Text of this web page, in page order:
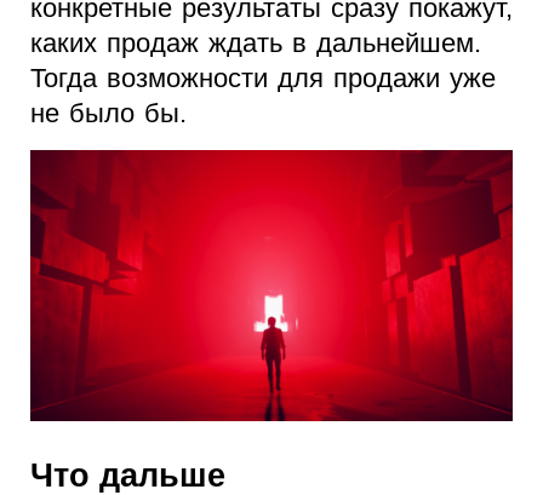
конкретные результаты сразу покажут,
каких продаж ждать в дальнейшем.
Тогда возможности для продажи уже
не было бы.
Что дальше